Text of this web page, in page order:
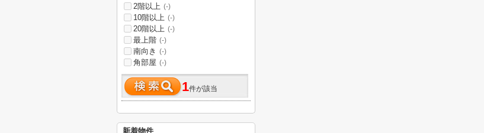
2階以上 (-)
10階以上 (-)
20階以上 (-)
最上階 (-)
南向き (-)
角部屋 (-)
1件が該当
新着物件